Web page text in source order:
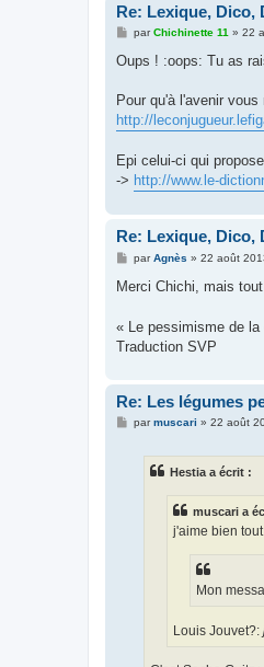
Re: Lexique, Dico,
M
s
g
parChichinette 11» 22
Oups ! :oops: Tu as
Pour qu'à l'avenir
http://
Epi celui-ci qui
-> http://www.le-
Re: Lexique, Dico,
M
s
g
e
parAgnès » 22 août
Merci Chichi, mais
« Le pessimisme de
Traduction SVP
Re: Les légumes
Mparmuscari » 22 août
Hestia a écrit :
muscari a
j'aime bien
Mon
Louis Jouvet?: